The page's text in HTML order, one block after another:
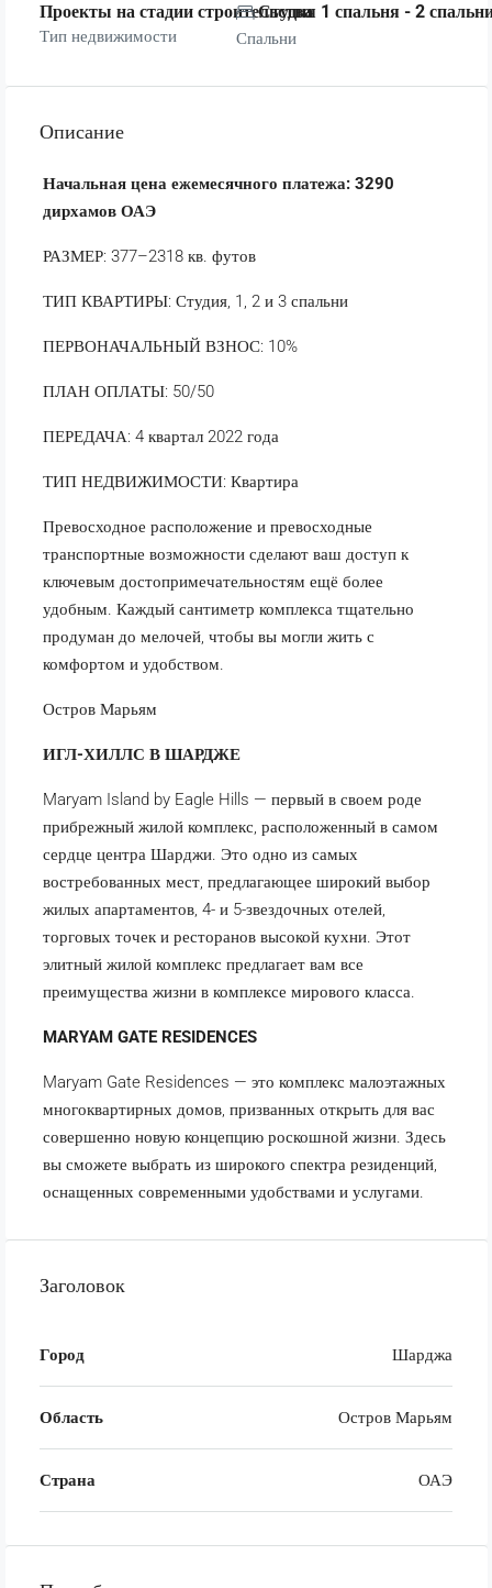
Проекты на стадии строительства
Тип недвижимости
Студия 1 спальня - 2
Спальни
Описание
Начальная цена ежемесячного платежа: 3290
дирхамов ОАЭ
РАЗМЕР: 377–2318 кв. футов
ТИП КВАРТИРЫ: Студия, 1, 2 и 3 спальни
ПЕРВОНАЧАЛЬНЫЙ ВЗНОС: 10%
ПЛАН ОПЛАТЫ: 50/50
ПЕРЕДАЧА: 4 квартал 2022 года
ТИП НЕДВИЖИМОСТИ: Квартира
Превосходное расположение и превосходные
транспортные возможности сделают ваш доступ к
ключевым достопримечательностям ещё более
удобным. Каждый сантиметр комплекса тщательно
продуман до мелочей, чтобы вы могли жить с
комфортом и удобством.
Остров Марьям
ИГЛ-ХИЛЛС В ШАРДЖЕ
Maryam Island by Eagle Hills — первый в своем роде
прибрежный жилой комплекс, расположенный в самом
сердце центра Шарджи. Это одно из самых
востребованных мест, предлагающее широкий выбор
жилых апартаментов, 4- и 5-звездочных отелей,
торговых точек и ресторанов высокой кухни. Этот
элитный жилой комплекс предлагает вам все
преимущества жизни в комплексе мирового класса.
MARYAM GATE RESIDENCES
Maryam Gate Residences — это комплекс малоэтажных
многоквартирных домов, призванных открыть для вас
совершенно новую концепцию роскошной жизни. Здесь
вы сможете выбрать из широкого спектра резиденций,
оснащенных современными удобствами и услугами.
Заголовок
Город Шарджа
Область Остров Марьям
Страна ОАЭ